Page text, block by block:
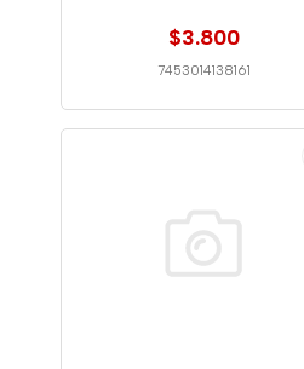
$3.800
7453014138161